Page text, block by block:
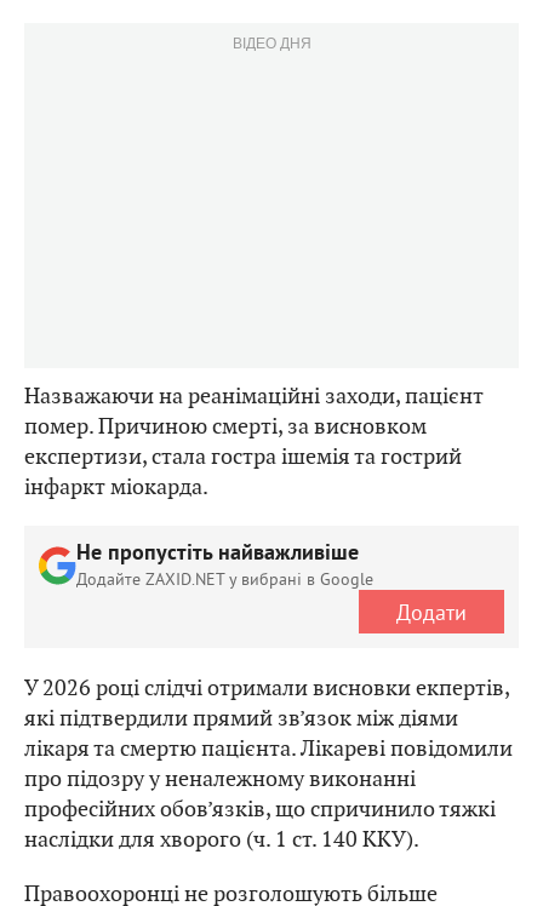
ВІДЕО ДНЯ
Назважаючи на реанімаційні заходи, пацієнт
помер. Причиною смерті, за висновком
експертизи, стала гостра ішемія та гострий
інфаркт міокарда.
Не пропустіть найважливіше
Додайте ZAXID.NET у вибрані в Google
Додати
У 2026 році слідчі отримали висновки екпертів,
які підтвердили прямий зв’язок між діями
лікаря та смертю пацієнта. Лікареві повідомили
про підозру у неналежному виконанні
професійних обов’язків, що спричинило тяжкі
наслідки для хворого (ч. 1 ст. 140 ККУ).
Правоохоронці не розголошують більше